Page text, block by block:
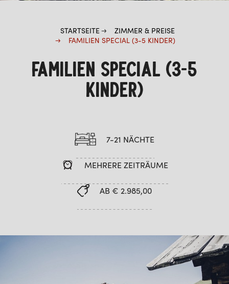
STARTSEITE
ZIMMER & PREISE
FAMILIEN SPECIAL (3-5 KINDER)
FAMILIEN SPECIAL (3-5
KINDER)
7-21 NÄCHTE
MEHRERE ZEITRÄUME
AB € 2.985,00